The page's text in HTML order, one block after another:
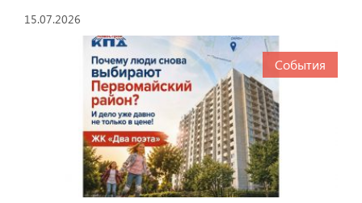
15.07.2026
События